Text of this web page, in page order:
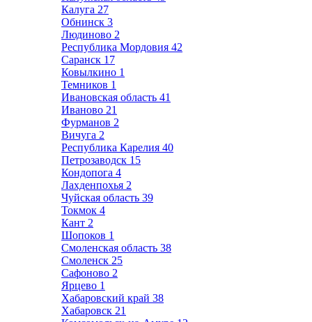
Калуга 27
Обнинск 3
Людиново 2
Республика Мордовия 42
Саранск 17
Ковылкино 1
Темников 1
Ивановская область 41
Иваново 21
Фурманов 2
Вичуга 2
Республика Карелия 40
Петрозаводск 15
Кондопога 4
Лахденпохья 2
Чуйская область 39
Токмок 4
Кант 2
Шопоков 1
Смоленская область 38
Смоленск 25
Сафоново 2
Ярцево 1
Хабаровский край 38
Хабаровск 21